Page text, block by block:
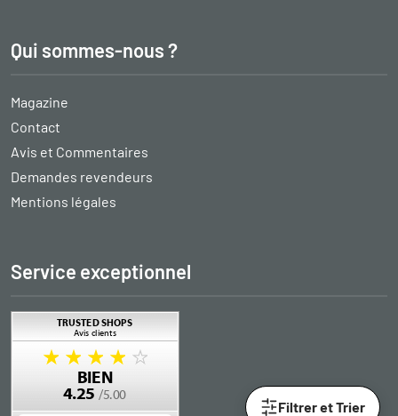
Filtrer et Trier
Qui sommes-nous ?
Magazine
Contact
Avis et Commentaires
Demandes revendeurs
Mentions légales
Service exceptionnel